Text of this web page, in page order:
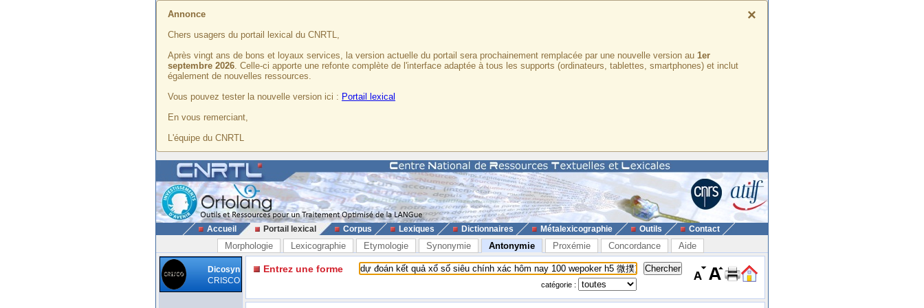
×
Annonce
Chers usagers du portail lexical du CNRTL,
Après vingt ans de bons et loyaux services, la version actuelle du portail sera prochainement remplacée par une nouvelle version au 1er
septembre 2026. Celle-ci apporte une refonte complète de l'interface adaptée à tous les supports (ordinateurs, tablettes, smartphones) et inclut
également de nouvelles ressources.
Vous pouvez tester la nouvelle version ici : Portail lexical
En vous remerciant,
L'équipe du CNRTL
Accueil Portail lexical Corpus Lexiques Dictionnaires Métalexicographie Outils Contact
Morphologie Lexicographie Etymologie Synonymie Antonymie Proxémie Concordance Aide
Dicosyn
CRISCO
Entrez une forme
catégorie :